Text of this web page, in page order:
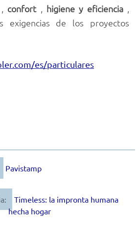
, confort , higiene y eficiencia ,
exigencias de los proyectos
es/particulares
Pavistamp
Timeless: la impronta humana
hecha hogar